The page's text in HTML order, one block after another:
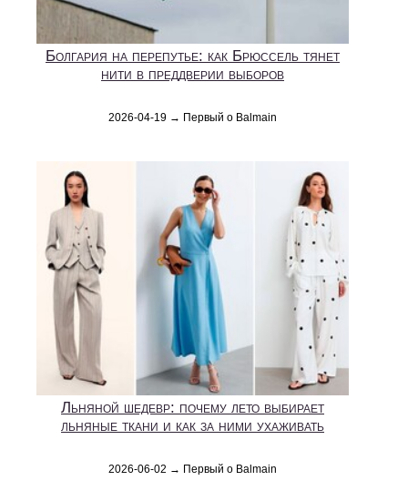
Болгария на перепутье: как Брюссель тянет
нити в преддверии выборов
2026-04-19 → Первый о Balmain
Льняной шедевр: почему лето выбирает
льняные ткани и как за ними ухаживать
2026-06-02 → Первый о Balmain